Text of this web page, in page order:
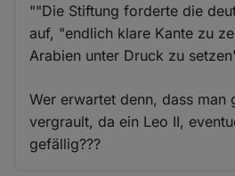
""Die Stiftung forderte die
auf, "endlich klare Kante zu
Arabien unter Druck zu
Wer erwartet denn, dass man
vergrault, da ein Leo II,
gefällig???